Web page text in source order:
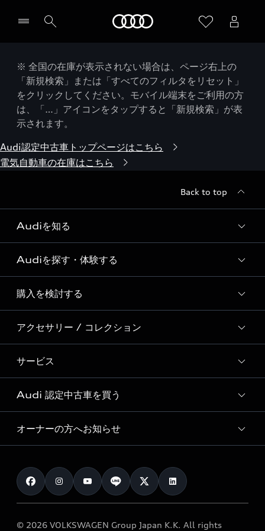
※ 全国の在庫が表示されない場合は、ページ右上の
「新規検索」または「すべてのフィルタをリセット」
をクリックしてください。モバイル端末をご利用の方
は、「…」アイコンをタップすると「新規検索」が表
示されます。
Audi認定中古車トップページはこちら
電気自動車の在庫はこちら
Back to top
Audiを知る
Audi ブランド
Story of Progress
Audi Sport
Formula 1®
デジタルサービス
Audiを探す・体験する
ディーラー検索
新車在庫検索
試乗車・展示車検索
見積り依頼
試乗予約
購入を検討する
モデル一覧
特別仕様モデル / 限定モデル
e-tronラインアップ
価格シミュレーション
車両比較
カタログ一覧
アクセサリー / コレクション
純正アクセサリー
オンラインショップ
Audi collection
アウディナビアプリ
サービス
サービス入庫予約
サービスプログラム
メンテナンス
車検 / 定期点検
e-tronアフターサポート
Audi 認定中古車を買う
Audi認定中古車
クオリティ
保証
メンテナンス
オーナーの方へお知らせ
お知らせ
オーナー様向けキャンペーン
© 2026 VOLKSWAGEN Group Japan K.K. All rights